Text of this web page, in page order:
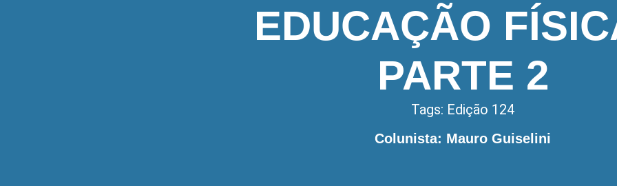
EDUCAÇÃO
PARTE 2
Tags: Edição 124
Colunista: Mauro Guiselini